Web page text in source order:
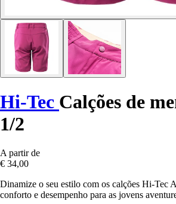
Hi-Tec Calções de
1/2
A partir de
€ 34,00
Dinamize o seu estilo com os calções Hi-Tec
conforto e desempenho para as jovens